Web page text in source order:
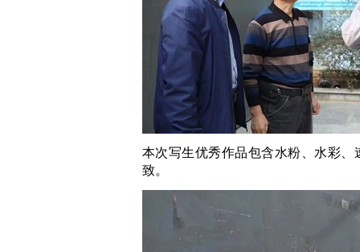
本次写生优秀作品包含水粉、水彩
致。